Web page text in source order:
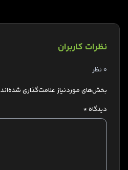
نظرات کاربران
0 نظر
بخش‌های موردنیاز علامت‌گذاری شده‌اند
دیدگاه*